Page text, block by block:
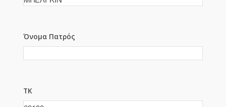
Όνομα Πατρός
ΤΚ